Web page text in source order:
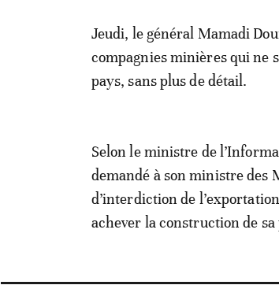
Jeudi, le général Mamadi
compagnies minières qui ne
pays, sans plus de détail.
Selon le ministre de
demandé à son ministre des
d’interdiction de
achever la construction de